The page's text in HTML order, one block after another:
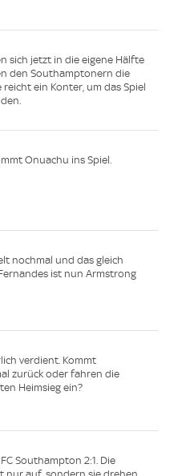
sich jetzt in die eigene Hälfte
den Southamptonern die
reicht ein Konter, um das Spiel
Onuachu ins Spiel.
nochmal und das gleich
ist nun Armstrong
verdient. Kommt
zurück oder fahren die
Heimsieg ein?
Southampton 2:1. Die